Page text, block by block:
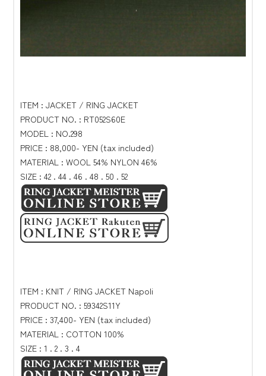
ITEM : JACKET / RING JACKET
PRODUCT NO. : RT052S60E
MODEL : NO.298
PRICE : 88,000- YEN (tax included)
MATERIAL : WOOL 54% NYLON 46%
SIZE : 42 . 44 . 46 . 48 . 50 . 52
ITEM : KNIT / RING JACKET Napoli
PRODUCT NO. : 59342S11Y
PRICE : 37,400- YEN (tax included)
MATERIAL : COTTON 100%
SIZE : 1 . 2 . 3 . 4